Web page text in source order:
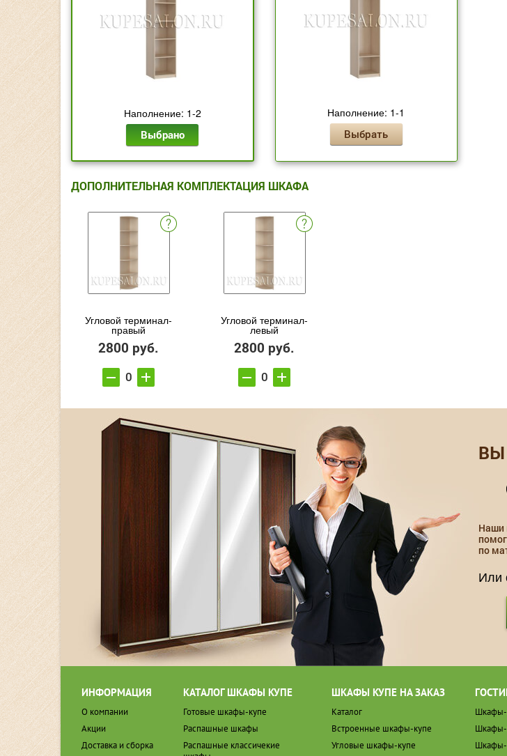
Наполнение: 1-2
Выбрано
Наполнение: 1-1
Выбрать
ДОПОЛНИТЕЛЬНАЯ КОМПЛЕКТАЦИЯ ШКАФА
Угловой терминал-
правый
2800 руб.
Угловой терминал-
левый
2800 руб.
Наши
по
Или
ИНФОРМАЦИЯ
О компании
Акции
Доставка и сборка
КАТАЛОГ ШКАФЫ КУПЕ
Готовые шкафы-купе
Распашные шкафы
Распашные классичекие
ШКАФЫ КУПЕ НА ЗАКАЗ
Каталог
Встроенные шкафы-купе
Угловые шкафы-купе
Шкафы-
Шкафы-
Шкафы-